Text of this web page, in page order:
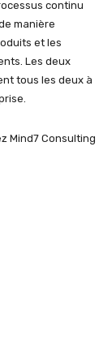
continu
manière
et les
Les deux
tous les deux à
Mind7 Consulting